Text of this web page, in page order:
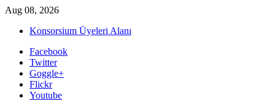
Aug 08, 2026
Konsorsium Üyeleri Alanı
Facebook
Twitter
Goggle+
Flickr
Youtube